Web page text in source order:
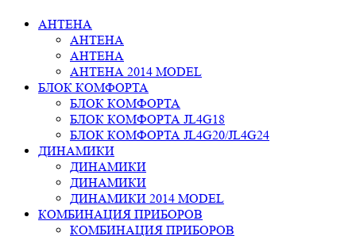
АНТЕНА
АНТЕНА
АНТЕНА
АНТЕНА 2014 MODEL
БЛОК КОМФОРТА
БЛОК КОМФОРТА
БЛОК КОМФОРТА JL4G18
БЛОК КОМФОРТА JL4G20/JL4G24
ДИНАМИКИ
ДИНАМИКИ
ДИНАМИКИ
ДИНАМИКИ 2014 MODEL
КОМБИНАЦИЯ ПРИБОРОВ
КОМБИНАЦИЯ ПРИБОРОВ